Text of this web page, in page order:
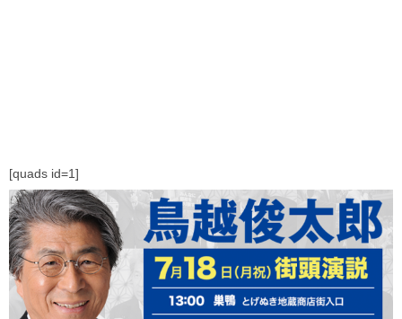
[quads id=1]